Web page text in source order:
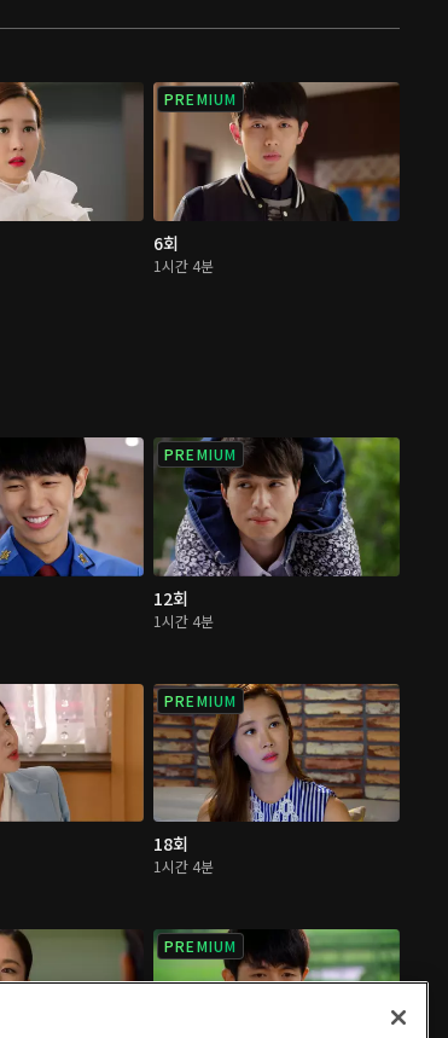
PREMIUM
6회
1시간 4분
PREMIUM
12회
1시간 4분
PREMIUM
18회
1시간 4분
PREMIUM